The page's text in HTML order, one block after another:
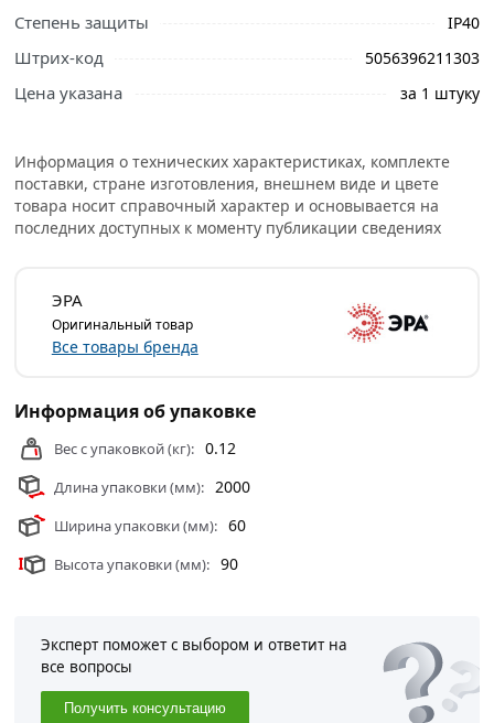
Степень защиты IP40
Штрих-код 5056396211303
Цена указана за 1 штуку
Информация о технических характеристиках, комплекте
поставки, стране изготовления, внешнем виде и цвете
товара носит справочный характер и основывается на
последних доступных к моменту публикации сведениях
ЭРА
Оригинальный товар
Все товары бренда
Информация об упаковке
Вес с упаковкой (кг): 0.12
Длина упаковки (мм): 2000
Ширина упаковки (мм): 60
Высота упаковки (мм): 90
Эксперт поможет с выбором и ответит на
все вопросы
Получить консультацию